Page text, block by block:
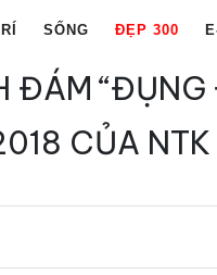
SỐNG ĐẸP 300
ĐÁM
CỦA